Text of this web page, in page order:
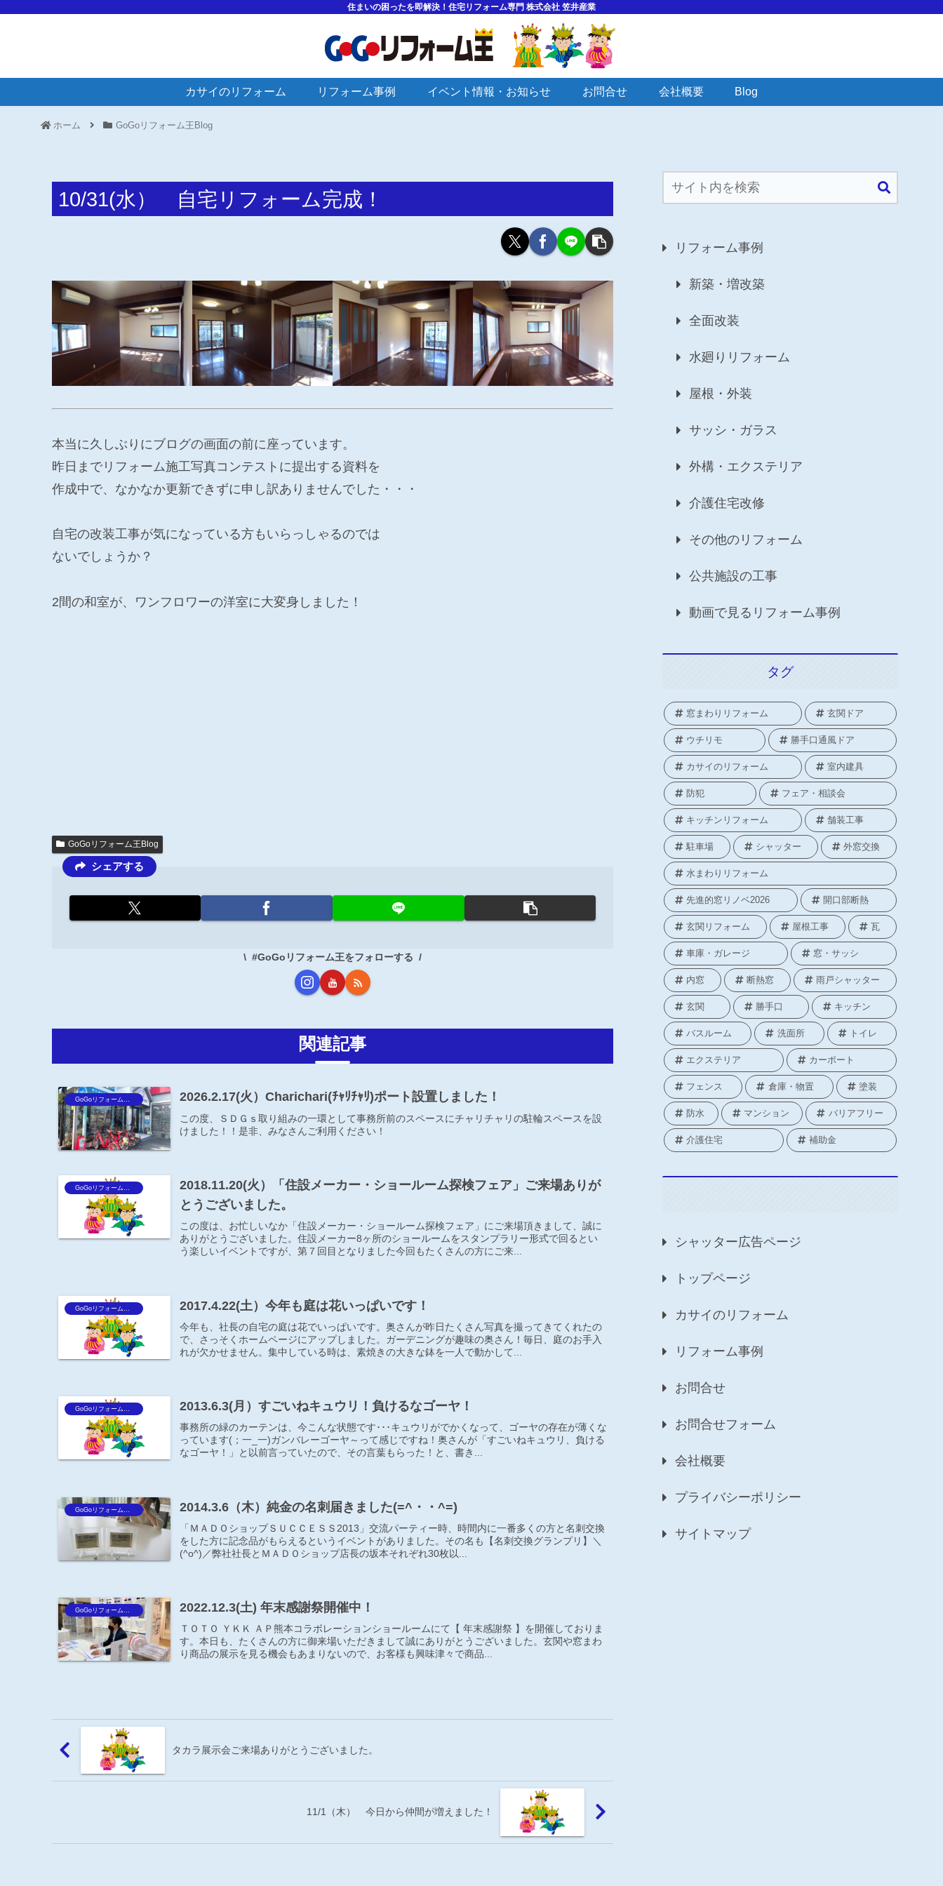
住まいの困ったを即解決！住宅リフォーム専門 株式会社 笠井産業
カサイのリフォーム リフォーム事例 イベント情報・お知らせ お問合せ 会社概要 Blog
ホーム GoGoリフォーム王Blog
10/31(水） 自宅リフォーム完成！
本当に久しぶりにブログの画面の前に座っています。
昨日までリフォーム施工写真コンテストに提出する資料を
作成中で、なかなか更新できずに申し訳ありませんでした・・・
自宅の改装工事が気になっている方もいらっしゃるのでは
ないでしょうか？
2間の和室が、ワンフロワーの洋室に大変身しました！
GoGoリフォーム王Blog
シェアする
#GoGoリフォーム王をフォローする
関連記事
GoGoリフォーム王Blog 2026.2.17(火）Charichari(ﾁｬﾘﾁｬﾘ)ポート設置しました！
この度、ＳＤＧｓ取り組みの一環として事務所前のスペースにチャリチャリの駐輪スペースを設
けました！！是非、みなさんご利用ください！
GoGoリフォーム王Blog
2018.11.20(火）「住設メーカー・ショールーム探検フェア」ご来場ありが
とうございました。
この度は、お忙しいなか「住設メーカー・ショールーム探検フェア」にご来場頂きまして、誠に
ありがとうございました。住設メーカー8ヶ所のショールームをスタンプラリー形式で回るとい
う楽しいイベントですが、第７回目となりました今回もたくさんの方にご来...
2017.4.22(土）今年も庭は花いっぱいです！
今年も、社長の自宅の庭は花でいっぱいです。奥さんが昨日たくさん写真を撮ってきてくれたの
で、さっそくホームページにアップしました。ガーデニングが趣味の奥さん！毎日、庭のお手入
れが欠かせません。集中している時は、素焼きの大きな鉢を一人で動かして...
GoGoリフォーム王Blog 2013.6.3(月）すごいねキュウリ！負けるなゴーヤ！
事務所の緑のカーテンは、今こんな状態です･･･キュウリがでかくなって、ゴーヤの存在が薄くな
っています(；一_一)ガンバレーゴーヤ～って感じですね！奥さんが「すごいねキュウリ、負ける
なゴーヤ！」と以前言っていたので、その言葉もらった！と、書き...
2014.3.6（木）純金の名刺届きました(=^・・^=)
「ＭＡＤＯショップＳＵＣＣＥＳＳ2013」交流パーティー時、時間内に一番多くの方と名刺交換
をした方に記念品がもらえるというイベントがありました。その名も【名刺交換グランプリ】＼
(^o^)／弊社社長とＭＡＤＯショップ店長の坂本それぞれ30枚以...
GoGoリフォーム王Blog 2022.12.3(土) 年末感謝祭開催中！
ＴＯＴＯ ＹＫＫ ＡＰ熊本コラボレーションショールームにて【 年末感謝祭 】を開催しておりま
す。本日も、たくさんの方に御来場いただきまして誠にありがとうございました。玄関や窓まわ
り商品の展示を見る機会もあまりないので、お客様も興味津々で商品...
タカラ展示会ご来場ありがとうございました。
11/1（木） 今日から仲間が増えました！
リフォーム事例
新築・増改築
全面改装
水廻りリフォーム
屋根・外装
サッシ・ガラス
外構・エクステリア
介護住宅改修
その他のリフォーム
公共施設の工事
動画で見るリフォーム事例
タグ
窓まわりリフォーム 玄関ドア
ウチリモ 勝手口通風ドア
カサイのリフォーム 室内建具
防犯 フェア・相談会
キッチンリフォーム 舗装工事
駐車場 シャッター 外窓交換
水まわりリフォーム
先進的窓リノベ2026 開口部断熱
玄関リフォーム 屋根工事 瓦
車庫・ガレージ 窓・サッシ
内窓 断熱窓 雨戸シャッター
玄関 勝手口 キッチン
バスルーム 洗面所 トイレ
エクステリア カーポート
フェンス 倉庫・物置 塗装
防水 マンション バリアフリー
介護住宅 補助金
シャッター広告ページ
トップページ
カサイのリフォーム
リフォーム事例
お問合せ
お問合せフォーム
会社概要
プライバシーポリシー
サイトマップ